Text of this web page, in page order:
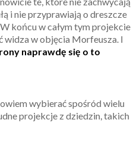
i nie przyprawiają o dreszcze
końcu w całym tym projekcie
widza w objęcia Morfeusza. I
naprawdę się o to
wybierać spośród wielu
projekcje z dziedzin, takich